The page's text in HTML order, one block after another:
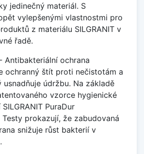
jedinečný materiál. S
vylepšenými vlastnostmi pro
z materiálu SILGRANIT v
řadě.
- Antibakteriální ochrana
ochranný štít proti nečistotám a
údržbu. Na základě
vzorce hygienické
PuraDur
prokazují, že zabudovaná
snižuje růst bakterií v